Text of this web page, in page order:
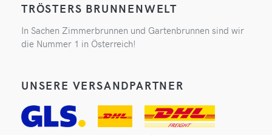
TRÖSTERS BRUNNENWELT
In Sachen Zimmerbrunnen und Gartenbrunnen sind wir
die Nummer 1 in Österreich!
UNSERE VERSANDPARTNER